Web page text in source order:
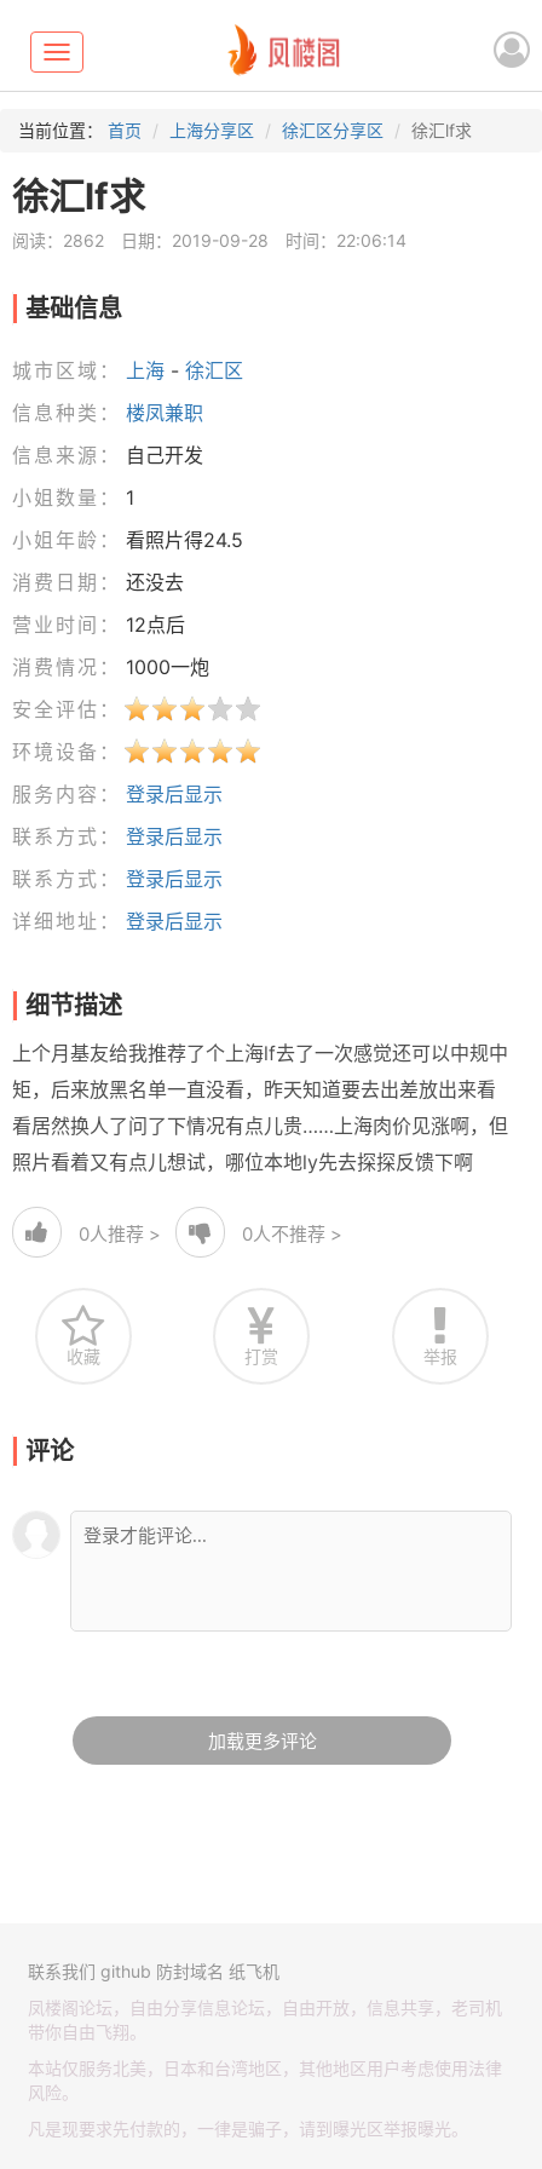
Toggle
navigation
当前位置： 首页 上海分享区 徐汇区分享区 徐汇lf求
徐汇lf求
阅读：2862 日期：2019-09-28 时间：22:06:14
基础信息
城市区域： 上海 - 徐汇区
信息种类：
楼凤兼职
信息来源：
自己开发
小姐数量：
1
小姐年龄：
看照片得24.5
消费日期：
还没去
营业时间：
12点后
消费情况：
1000一炮
安全评估：
环境设备：
服务内容：
登录后显示
联系方式：
登录后显示
联系方式：
登录后显示
详细地址：
登录后显示
细节描述
上个月基友给我推荐了个上海lf去了一次感觉还可以中规中
矩，后来放黑名单一直没看，昨天知道要去出差放出来看
看居然换人了问了下情况有点儿贵……上海肉价见涨啊，但
照片看着又有点儿想试，哪位本地ly先去探探反馈下啊
0人推荐 > 0人不推荐 >
收藏 打赏 举报
评论
加载更多评论
联系我们 github 防封域名 纸飞机
凤楼阁论坛，自由分享信息论坛，自由开放，信息共享，老司机
带你自由飞翔。
本站仅服务北美，日本和台湾地区，其他地区用户考虑使用法律
风险。
凡是现要求先付款的，一律是骗子，请到曝光区举报曝光。